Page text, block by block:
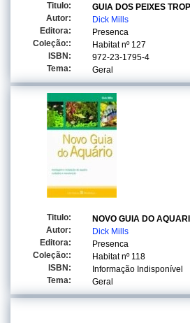
Titulo:
GUIA DOS PEIXES
Autor:
Dick Mills
Editora:
Presenca
Coleção::
Habitatnº 127
ISBN:
972-23-1795-4
Tema:
Geral
Titulo:
NOVO GUIA DO
Autor:
Dick Mills
Editora:
Presenca
Coleção::
Habitatnº 118
ISBN:
Informação Indisponível
Tema:
Geral